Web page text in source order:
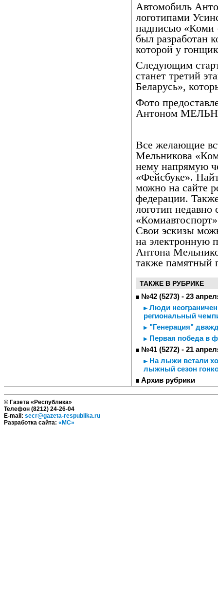
Автомобиль
логотипами
надписью «Коми
был разработан
которой у
Следующим
станет третий
Беларусь»,
Фото
Антоном
Все желающие
Мельникова
нему напрямую
«Фейсбуке».
можно на сайте
федерации.
логотип недавно
Свои эскизы
на электронную
Антона
также памятный
ТАКЖЕ В РУБРИКЕ
№42 (5273) - 23
Люди
региональный
"Генерация"
Первая победа в
№41 (5272) - 21
На лыжи встали
лыжный сезон
Архив рубрики
© Газета «Республика»
Телефон (8212) 24-26-04
E-mail: secr@gazeta-respublika.ru
Разработка сайта: «МС»